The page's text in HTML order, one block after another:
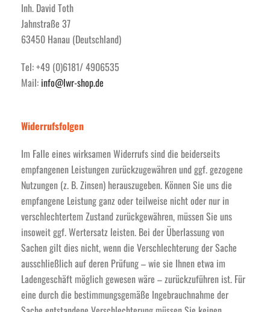
Inh. David Toth
Jahnstraße 37
63450 Hanau (Deutschland)
Tel: +49 (0)6181/ 4906535
Mail: info@lwr-shop.de
Widerrufsfolgen
Im Falle eines wirksamen Widerrufs sind die beiderseits
empfangenen Leistungen zurückzugewähren und ggf. gezogene
Nutzungen (z. B. Zinsen) herauszugeben. Können Sie uns die
empfangene Leistung ganz oder teilweise nicht oder nur in
verschlechtertem Zustand zurückgewähren, müssen Sie uns
insoweit ggf. Wertersatz leisten. Bei der Überlassung von
Sachen gilt dies nicht, wenn die Verschlechterung der Sache
ausschließlich auf deren Prüfung – wie sie Ihnen etwa im
Ladengeschäft möglich gewesen wäre – zurückzuführen ist. Für
eine durch die bestimmungsgemäße Ingebrauchnahme der